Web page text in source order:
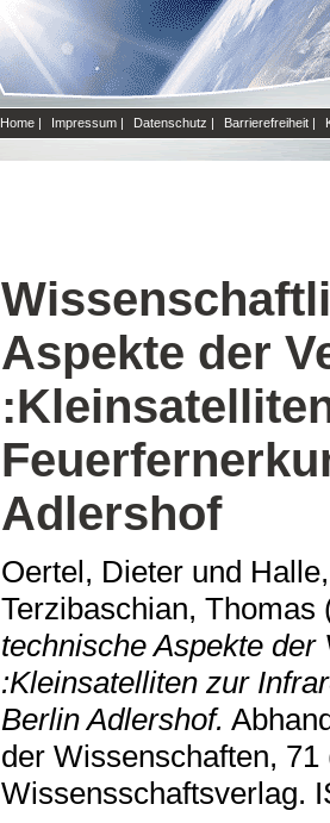
Home | Impressum | Datenschutz | Barrierefreiheit |
Aspekte der
Adlershof
Oertel, Dieter und
Terzibaschian, Thomas
technische Aspekte der
:Kleinsatelliten zur
Berlin Adlershof.
der Wissenschaften, 71
Wissensschaftsverlag.